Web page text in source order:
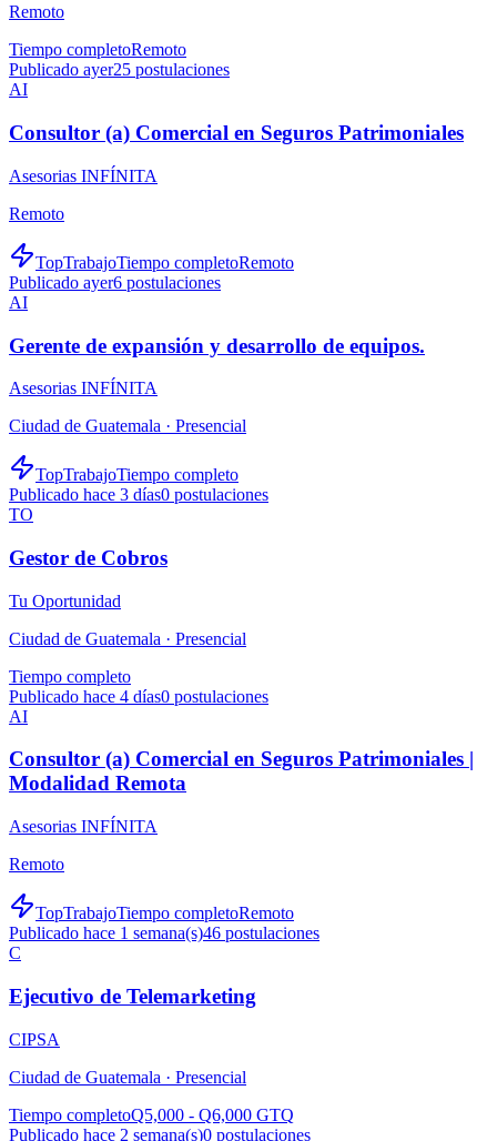
Remoto
Tiempo completoRemoto
Publicado ayer25 postulaciones
AI
Consultor (a) Comercial en Seguros Patrimoniales
Asesorias INFÍNITA
Remoto
TopTrabajoTiempo completoRemoto
Publicado ayer6 postulaciones
AI
Gerente de expansión y desarrollo de equipos.
Asesorias INFÍNITA
Ciudad de Guatemala · Presencial
TopTrabajoTiempo completo
Publicado hace 3 días0 postulaciones
TO
Gestor de Cobros
Tu Oportunidad
Ciudad de Guatemala · Presencial
Tiempo completo
Publicado hace 4 días0 postulaciones
AI
Consultor (a) Comercial en Seguros Patrimoniales |
Modalidad Remota
Asesorias INFÍNITA
Remoto
TopTrabajoTiempo completoRemoto
Publicado hace 1 semana(s)46 postulaciones
C
Ejecutivo de Telemarketing
CIPSA
Ciudad de Guatemala · Presencial
Tiempo completoQ5,000 - Q6,000 GTQ
Publicado hace 2 semana(s)0 postulaciones